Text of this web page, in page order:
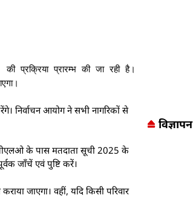
प्रारम्भ की जा रही है।
निर्वाचन आयोग ने सभी नागरिकों से
के पास मतदाता सूची 2025 के
जाँचें एवं पुष्टि करें।
जाएगा। वहीं, यदि किसी परिवार
विज्ञापन